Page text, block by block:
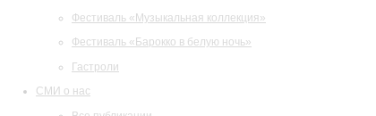
Фестиваль «Музыкальная коллекция»
Фестиваль «Барокко в белую ночь»
Гастроли
СМИ о нас